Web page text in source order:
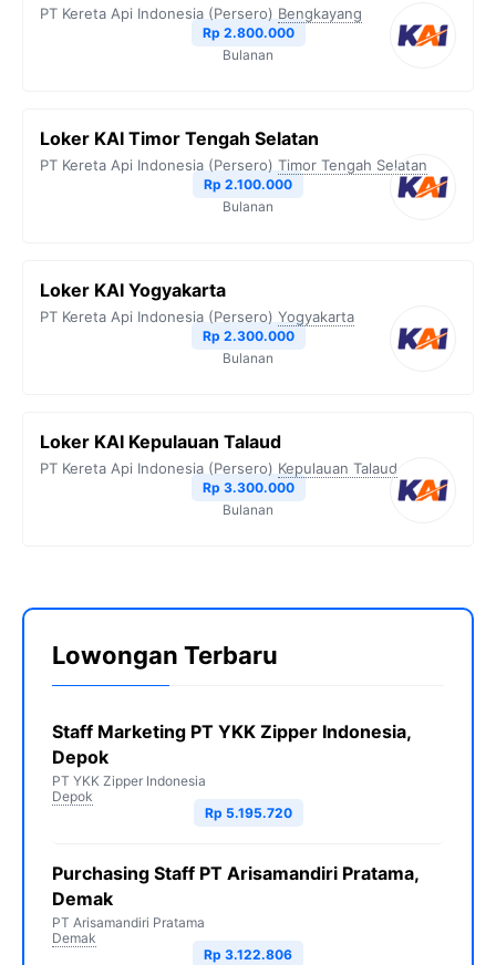
PT Kereta Api Indonesia (Persero) Bengkayang
Rp 2.800.000
Bulanan
Loker KAI Timor Tengah Selatan
PT Kereta Api Indonesia (Persero) Timor Tengah Selatan
Rp 2.100.000
Bulanan
Loker KAI Yogyakarta
PT Kereta Api Indonesia (Persero) Yogyakarta
Rp 2.300.000
Bulanan
Loker KAI Kepulauan Talaud
PT Kereta Api Indonesia (Persero) Kepulauan Talaud
Rp 3.300.000
Bulanan
Lowongan Terbaru
Staff Marketing PT YKK Zipper Indonesia,
Depok
PT YKK Zipper Indonesia
Depok
Rp 5.195.720
Purchasing Staff PT Arisamandiri Pratama,
Demak
PT Arisamandiri Pratama
Demak
Rp 3.122.806